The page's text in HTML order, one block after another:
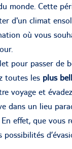
monde. Cette
d'un climat
où vous
pour passer de
toutes les plus
voyage et
dans un lieu
effet, que vous
possibilités